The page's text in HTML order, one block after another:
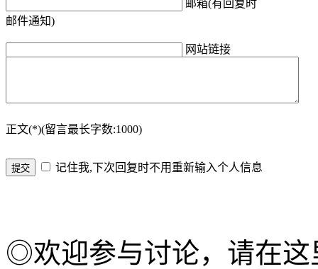
邮箱(有回复时
邮件通知)
网站链接
正文(*)(留言最长字数:1000)
记住我,下次回复时不用重新输入个人信息
◎欢迎参与讨论，请在这